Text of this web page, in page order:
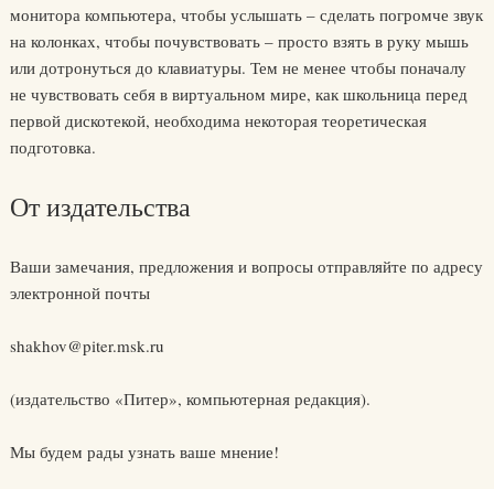
монитора компьютера, чтобы услышать – сделать погромче звук
на колонках, чтобы почувствовать – просто взять в руку мышь
или дотронуться до клавиатуры. Тем не менее чтобы поначалу
не чувствовать себя в виртуальном мире, как школьница перед
первой дискотекой, необходима некоторая теоретическая
подготовка.
От издательства
Ваши замечания, предложения и вопросы отправляйте по адресу
электронной почты
shakhov@piter.msk.ru
(издательство «Питер», компьютерная редакция).
Мы будем рады узнать ваше мнение!